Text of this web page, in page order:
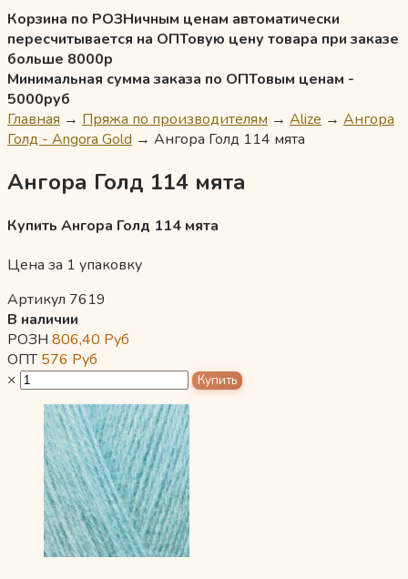
Корзина по РОЗНичным ценам автоматически
пересчитывается на ОПТовую цену товара при заказе
больше 8000р
Минимальная сумма заказа по ОПТовым ценам -
5000руб
Главная → Пряжа по производителям → Alize → Ангора
Голд - Angora Gold → Ангора Голд 114 мята
Ангора Голд 114 мята
Купить Ангора Голд 114 мята
Цена за 1 упаковку
Артикул 7619
В наличии
РОЗН 806,40 Руб
ОПТ576 Руб
×